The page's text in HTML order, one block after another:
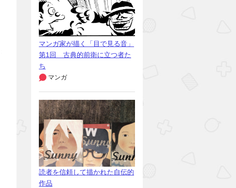
マンガ家が描く「目で見る音」
第1回 古典的前衛に立つ者た
ち
マンガ
読者を信頼して描かれた自伝的
作品